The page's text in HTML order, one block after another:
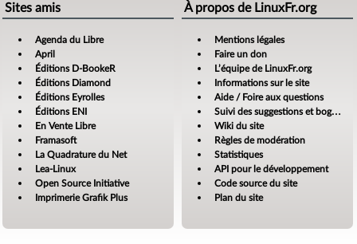
Sites amis
Agenda du Libre
April
Éditions D-BookeR
Éditions Diamond
Éditions Eyrolles
Éditions ENI
En Vente Libre
Framasoft
La Quadrature du Net
Lea-Linux
Open Source Initiative
Imprimerie Grafik Plus
À propos de LinuxFr.org
Mentions légales
Faire un don
L’équipe de LinuxFr.org
Informations sur le site
Aide / Foire aux questions
Suivi des suggestions et bogues
Wiki du site
Règles de modération
Statistiques
API pour le développement
Code source du site
Plan du site